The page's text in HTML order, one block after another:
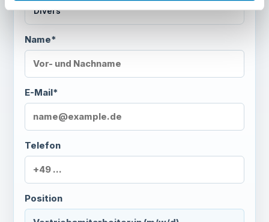
Divers
Name*
E-Mail*
Telefon
Position